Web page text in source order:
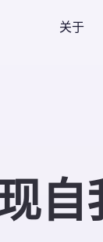
关于
自